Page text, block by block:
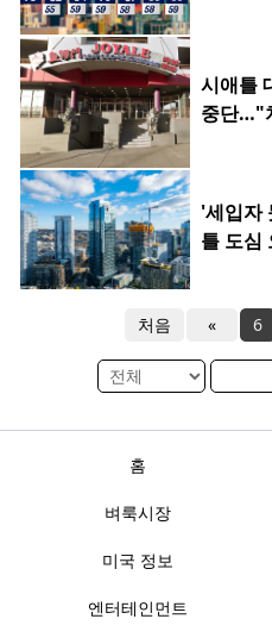
시애틀
중단…"
'세입자
틀 도심
처음 « 6
홈
벼룩시장
미국 정보
엔터테인먼트